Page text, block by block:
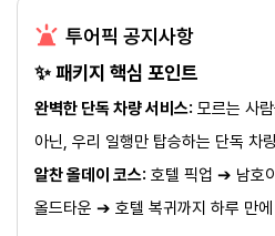
투어픽 공지사항
✨ 패키지 핵심 포인트
완벽한 단독 차량 서비스: 모르는 사
아닌, 우리 일행만 탑승하는 단독 차
알찬 올데이 코스: 호텔 픽업 ➔ 남호
올드타운 ➔ 호텔 복귀까지 하루 만